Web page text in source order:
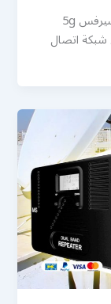
رقم مقوي شبكة 5g العاصمة الكويت مقوي سيرفس 5g
اتصال